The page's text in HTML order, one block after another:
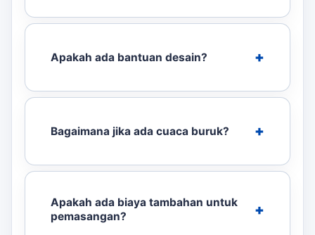
Apakah ada bantuan desain?
Bagaimana jika ada cuaca buruk?
Apakah ada biaya tambahan untuk
pemasangan?